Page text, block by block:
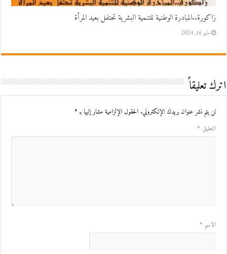
زاكورة..المبادرة الوطنية للتنمية البشرية تحتفل بعيد المرأة
مايو 16, 2024
اترك تعليقاً
لن يتم نشر عنوان بريدك الإلكتروني. الحقول الإلزامية مشار إليها بـ*
التعليق *
الاسم *